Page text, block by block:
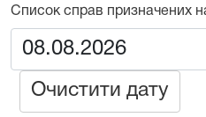
Список справ призначених
Очистити дату